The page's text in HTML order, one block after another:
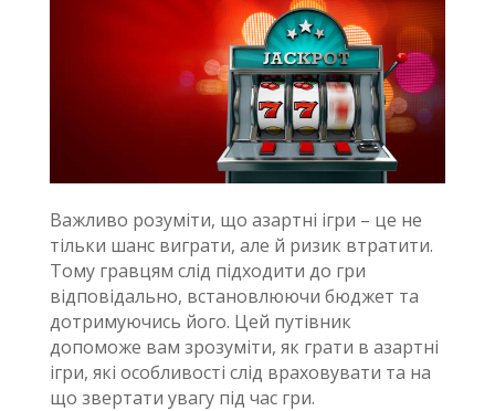
Важливо розуміти, що азартні ігри – це не
тільки шанс виграти, але й ризик втратити.
Тому гравцям слід підходити до гри
відповідально, встановлюючи бюджет та
дотримуючись його. Цей путівник
допоможе вам зрозуміти, як грати в азартні
ігри, які особливості слід враховувати та на
що звертати увагу під час гри.